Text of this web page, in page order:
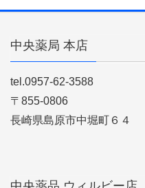
中央薬局 本店
tel.0957-62-3588
〒855-0806
長崎県島原市中堀町６４